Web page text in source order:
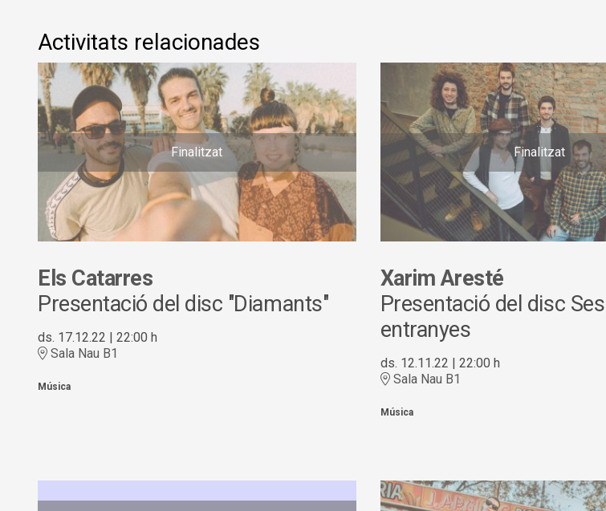
Activitats relacionades
Finalitzat
Els Catarres
Presentació del disc "Diamants"
ds. 17.12.22
22:00 h
Sala Nau B1
Música
Finalitzat
Xarim Aresté
Presentació del disc Ses
entranyes
ds. 12.11.22
22:00 h
Sala Nau B1
Música